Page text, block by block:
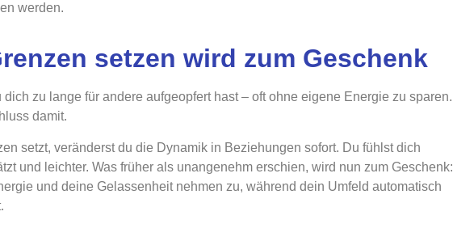
werden.
setzen wird zum Geschenk
dich zu lange für andere aufgeopfert hast – oft ohne eigene Energie zu sparen.
damit.
setzt, veränderst du die Dynamik in Beziehungen sofort. Du fühlst dich
und leichter. Was früher als unangenehm erschien, wird nun zum Geschenk:
und deine Gelassenheit nehmen zu, während dein Umfeld automatisch